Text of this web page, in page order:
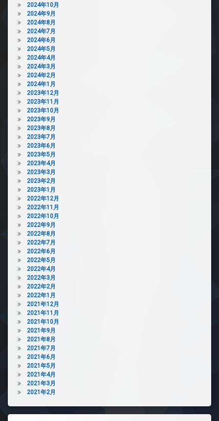
2024年10月
2024年9月
2024年8月
2024年7月
2024年6月
2024年5月
2024年4月
2024年3月
2024年2月
2024年1月
2023年12月
2023年11月
2023年10月
2023年9月
2023年8月
2023年7月
2023年6月
2023年5月
2023年4月
2023年3月
2023年2月
2023年1月
2022年12月
2022年11月
2022年10月
2022年9月
2022年8月
2022年7月
2022年6月
2022年5月
2022年4月
2022年3月
2022年2月
2022年1月
2021年12月
2021年11月
2021年10月
2021年9月
2021年8月
2021年7月
2021年6月
2021年5月
2021年4月
2021年3月
2021年2月